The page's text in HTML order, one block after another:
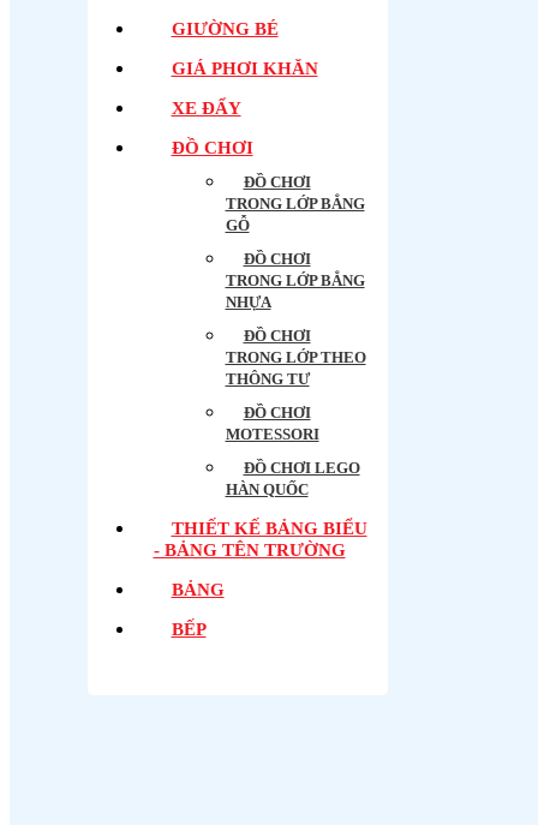
GIƯỜNG BÉ
GIÁ PHƠI KHĂN
XE ĐẨY
ĐỒ CHƠI
ĐỒ CHƠI
TRONG LỚP BẲNG
GỖ
ĐỒ CHƠI
TRONG LỚP BẲNG
NHỰA
ĐỒ CHƠI
TRONG LỚP THEO
THÔNG TƯ
ĐỒ CHƠI
MOTESSORI
ĐỒ CHƠI LEGO
HÀN QUỐC
THIẾT KẾ BẢNG BIỂU
- BẢNG TÊN TRƯỜNG
BẢNG
BẾP